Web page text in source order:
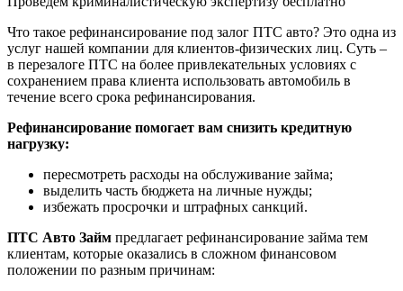
Что такое рефинансирование под залог ПТС авто? Это одна из
услуг нашей компании для клиентов-физических лиц. Суть –
в перезалоге ПТС на более привлекательных условиях с
сохранением права клиента использовать автомобиль в
течение всего срока рефинансирования.
Рефинансирование помогает вам снизить кредитную
нагрузку:
пересмотреть расходы на обслуживание займа;
выделить часть бюджета на личные нужды;
избежать просрочки и штрафных санкций.
ПТС Авто Займ предлагает рефинансирование займа тем
клиентам, которые оказались в сложном финансовом
положении по разным причинам: